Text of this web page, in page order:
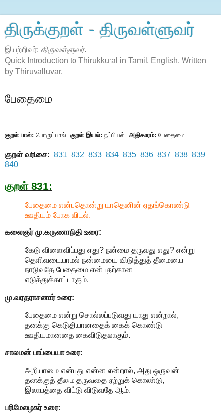
திருக்குறள் - திருவள்ளுவர்
இயற்றிவர்: திருவள்ளுவர்.
Quick Introduction to Thirukkural in Tamil, English. Written
by Thiruvalluvar.
பேதைமை
குறள் பால்: பொருட்பால். குறள் இயல்: நட்பியல். அதிகாரம்: பேதைமை.
குறள் வரிசை: 831 832 833 834 835 836 837 838 839
840
குறள் 831:
பேதைமை என்பதொன்று யாதெனின் ஏதங்கொண்டு
ஊதியம் போக விடல்.
கலைஞர் மு.கருணாநிதி உரை:
கேடு விளைவிப்பது எது? நன்மை தருவது எது? என்று
தெளிவடையாமல் நன்மையை விடுத்துத் தீமையை
நாடுவதே பேதைமை என்பதற்கான
எடுத்துக்காட்டாகும்.
மு.வரதராசனார்உரை:
பேதைமை என்று சொல்லப்படுவது யாது என்றால்,
தனக்கு கெடுதியானதைக் கைக் கொண்டு
ஊதியமானதை கைவிடுதலாகும்.
சாலமன் பாப்பையா உரை:
அறியாமை என்பது என்ன என்றால், அது ஒருவன்
தனக்குத் தீமை தருவதை ஏற்றுக் கொண்டு,
இலாபத்தை விட்டு விடுவதே ஆம்.
பரிமேலழகர் உரை: